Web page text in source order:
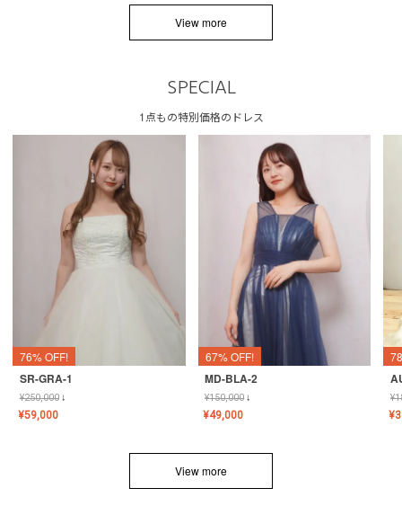
View more
SPECIAL
1点もの特別価格のドレス
76% OFF!
SR-GRA-1
¥250,000↓
¥59,000
67% OFF!
MD-BLA-2
¥150,000↓
¥49,000
¥
¥
View more